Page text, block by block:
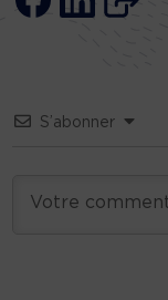
S’abonner